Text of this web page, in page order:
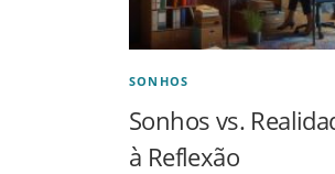
SONHOS
Sonhos vs.
à Reflexão